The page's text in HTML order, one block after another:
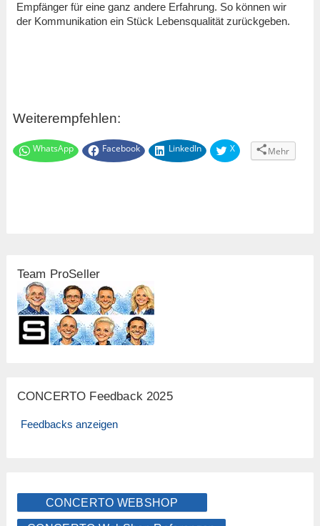
Empfänger für eine ganz andere Erfahrung. So können wir
der Kommunikation ein Stück Lebensqualität zurückgeben.
Weiterempfehlen:
WhatsApp Facebook LinkedIn X Mehr
Team ProSeller
CONCERTO Feedback 2025
Feedbacks anzeigen
CONCERTO WEBSHOP